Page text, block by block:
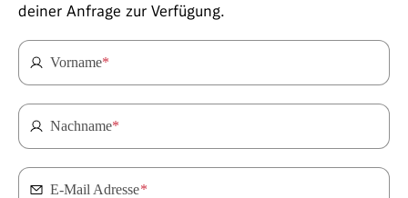
deiner Anfrage zur Verfügung.
Vorname*
Nachname*
E-Mail Adresse*